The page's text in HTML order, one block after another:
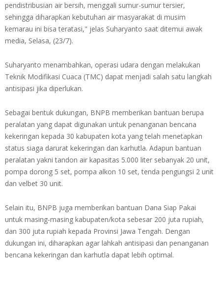
pendistribusian air bersih, menggali sumur-sumur tersier,
sehingga diharapkan kebutuhan air masyarakat di musim
kemarau ini bisa teratasi," jelas Suharyanto saat ditemui awak
media, Selasa, (23/7).
Suharyanto menambahkan, operasi udara dengan melakukan
Teknik Modifikasi Cuaca (TMC) dapat menjadi salah satu langkah
antisipasi jika diperlukan.
Sebagai bentuk dukungan, BNPB memberikan bantuan berupa
peralatan yang dapat digunakan untuk penanganan bencana
kekeringan kepada 30 kabupaten kota yang telah menetapkan
status siaga darurat kekeringan dan karhutla. Adapun bantuan
peralatan yakni tandon air kapasitas 5.000 liter sebanyak 20 unit,
pompa dorong 5 set, pompa alkon 10 set, tenda pengungsi 2 unit
dan velbet 30 unit.
Selain itu, BNPB juga memberikan bantuan Dana Siap Pakai
untuk masing-masing kabupaten/kota sebesar 200 juta rupiah,
dan 300 juta rupiah kepada Provinsi Jawa Tengah. Dengan
dukungan ini, diharapkan agar lahkah antisipasi dan penanganan
bencana kekeringan dan karhutla dapat lebih optimal.